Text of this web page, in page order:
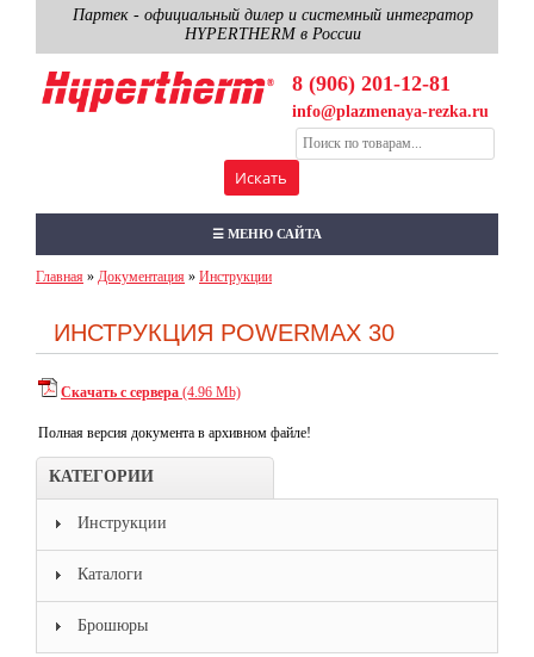
Партек - официальный дилер и системный интегратор
HYPERTHERM в России
8 (906) 201-12-81
info@plazmenaya-rezka.ru
☰ МЕНЮ САЙТА
Главная » Документация » Инструкции
ИНСТРУКЦИЯ POWERMAX 30
Скачать с сервера (4.96 Mb)
Полная версия документа в архивном файле!
КАТЕГОРИИ
Инструкции
Каталоги
Брошюры